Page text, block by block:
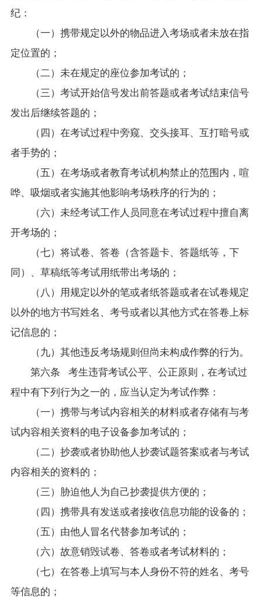
纪：
（一）携带规定以外的物品进入考场或者未放在指
定位置的；
（二）未在规定的座位参加考试的；
（三）考试开始信号发出前答题或者考试结束信号
发出后继续答题的；
（四）在考试过程中旁窥、交头接耳、互打暗号或
者手势的；
（五）在考场或者教育考试机构禁止的范围内，喧
哗、吸烟或者实施其他影响考场秩序的行为的；
（六）未经考试工作人员同意在考试过程中擅自离
开考场的；
（七）将试卷、答卷（含答题卡、答题纸等，下
同）、草稿纸等考试用纸带出考场的；
（八）用规定以外的笔或者纸答题或者在试卷规定
以外的地方书写姓名、考号或者以其他方式在答卷上标
记信息的；
（九）其他违反考场规则但尚未构成作弊的行为。
第六条 考生违背考试公平、公正原则，在考试过
程中有下列行为之一的，应当认定为考试作弊：
（一）携带与考试内容相关的材料或者存储有与考
试内容相关资料的电子设备参加考试的；
（二）抄袭或者协助他人抄袭试题答案或者与考试
内容相关的资料的；
（三）胁迫他人为自己抄袭提供方便的；
（四）携带具有发送或者接收信息功能的设备的；
（五）由他人冒名代替参加考试的；
（六）故意销毁试卷、答卷或者考试材料的；
（七）在答卷上填写与本人身份不符的姓名、考号
等信息的；